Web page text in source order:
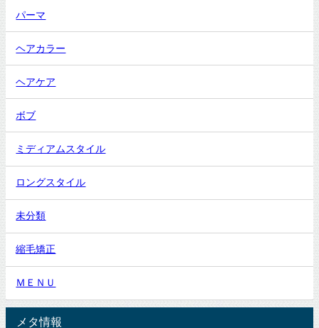
パーマ
ヘアカラー
ヘアケア
ボブ
ミディアムスタイル
ロングスタイル
未分類
縮毛矯正
ＭＥＮＵ
メタ情報